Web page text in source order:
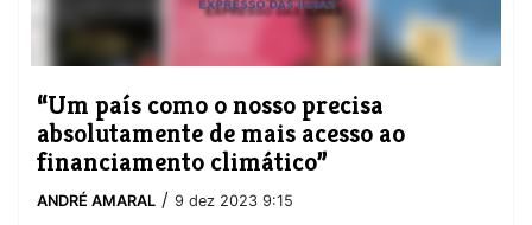
“Um país como o nosso precisa
absolutamente de mais acesso ao
financiamento climático”
ANDRÉ AMARAL / 9 dez 2023 9:15